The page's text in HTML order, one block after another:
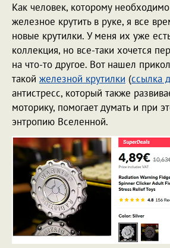
Как человек, которому
железное крутить в руке, я все
новые крутилки. У меня их уже
коллекция, но все-таки хочется
на что-то другое. Вот нашел
такой железной крутилки (ссылка
антистресс, который также
моторику, помогает думать и при
энтропию Вселенной.